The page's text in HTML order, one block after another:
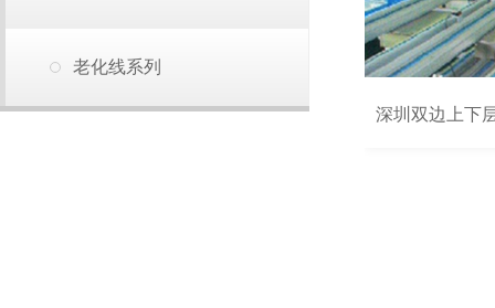
老化线系列
深圳双边上下